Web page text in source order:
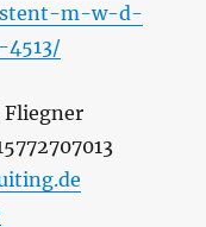
m-w-d-
Fliegner